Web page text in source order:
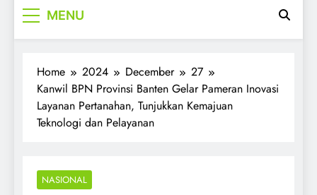
MENU
Home 2024 December
27
Kanwil BPN Provinsi Banten Gelar Pameran Inovasi
Layanan Pertanahan, Tunjukkan Kemajuan
Teknologi dan Pelayanan
NASIONAL